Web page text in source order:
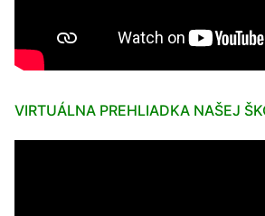
VIRTUÁLNA PREHLIADKA NAŠEJ